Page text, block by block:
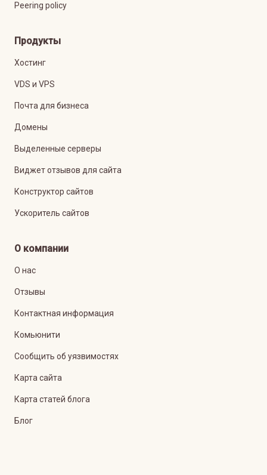
Peering policy
Продукты
Хостинг
VDS и VPS
Почта для бизнеса
Домены
Выделенные серверы
Виджет отзывов для сайта
Конструктор сайтов
Ускоритель сайтов
О компании
О нас
Отзывы
Контактная информация
Комьюнити
Сообщить об уязвимостях
Карта сайта
Карта статей блога
Блог